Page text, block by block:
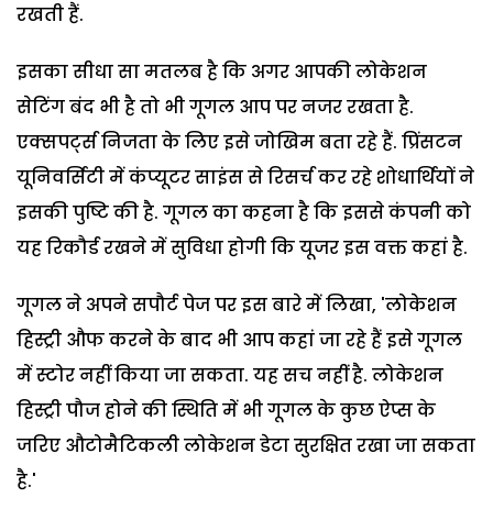
रखती हैं.
इसका सीधा सा मतलब है कि अगर आपकी लोकेशन
सेटिंग बंद भी है तो भी गूगल आप पर नजर रखता है.
एक्सपर्ट्स निजता के लिए इसे जोखिम बता रहे हैं. प्रिंसटन
यूनिवर्सिटी में कंप्यूटर साइंस से रिसर्च कर रहे शोधार्थियों ने
इसकी पुष्टि की है. गूगल का कहना है कि इससे कंपनी को
यह रिकौर्ड रखने में सुविधा होगी कि यूजर इस वक्त कहां है.
गूगल ने अपने सपौर्ट पेज पर इस बारे में लिखा, 'लोकेशन
हिस्ट्री औफ करने के बाद भी आप कहां जा रहे हैं इसे गूगल
में स्टोर नहीं किया जा सकता. यह सच नहीं है. लोकेशन
हिस्ट्री पौज होने की स्थिति में भी गूगल के कुछ ऐप्स के
जरिए औटोमैटिकली लोकेशन डेटा सुरक्षित रखा जा सकता
है.'